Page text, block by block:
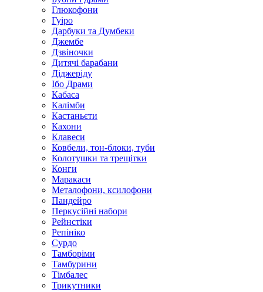
Глюкофони
Гуіро
Дарбуки та Думбеки
Джембе
Дзвіночки
Дитячі барабани
Діджеріду
Ібо Драми
Кабаса
Калімби
Кастаньєти
Кахони
Клавеси
Ковбели, тон-блоки, туби
Колотушки та трещітки
Конги
Маракаси
Металофони, ксилофони
Пандейро
Перкусійні набори
Рейнстіки
Репініко
Сурдо
Тамборіми
Тамбурини
Тімбалес
Трикутники